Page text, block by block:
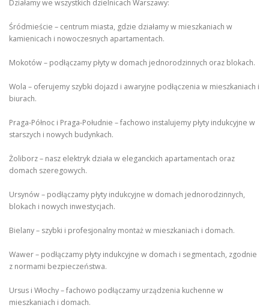
Działamy we wszystkich dzielnicach Warszawy:
Śródmieście – centrum miasta, gdzie działamy w mieszkaniach w
kamienicach i nowoczesnych apartamentach.
Mokotów – podłączamy płyty w domach jednorodzinnych oraz blokach.
Wola – oferujemy szybki dojazd i awaryjne podłączenia w mieszkaniach i
biurach.
Praga-Północ i Praga-Południe – fachowo instalujemy płyty indukcyjne w
starszych i nowych budynkach.
Żoliborz – nasz elektryk działa w eleganckich apartamentach oraz
domach szeregowych.
Ursynów – podłączamy płyty indukcyjne w domach jednorodzinnych,
blokach i nowych inwestycjach.
Bielany – szybki i profesjonalny montaż w mieszkaniach i domach.
Wawer – podłączamy płyty indukcyjne w domach i segmentach, zgodnie
z normami bezpieczeństwa.
Ursus i Włochy – fachowo podłączamy urządzenia kuchenne w
mieszkaniach i domach.